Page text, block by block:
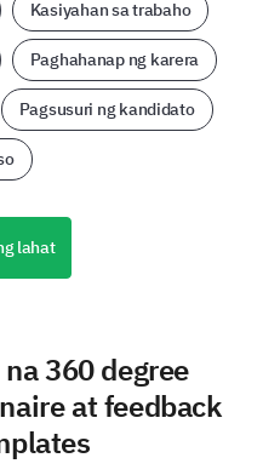
Kasiyahan sa trabaho
Paghahanap ng karera
Pagsusuri ng kandidato
lahat
360 degree
at feedback